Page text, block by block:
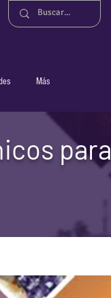
Más
para